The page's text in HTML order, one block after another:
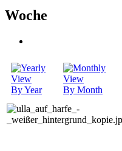
Woche
By Year By Month